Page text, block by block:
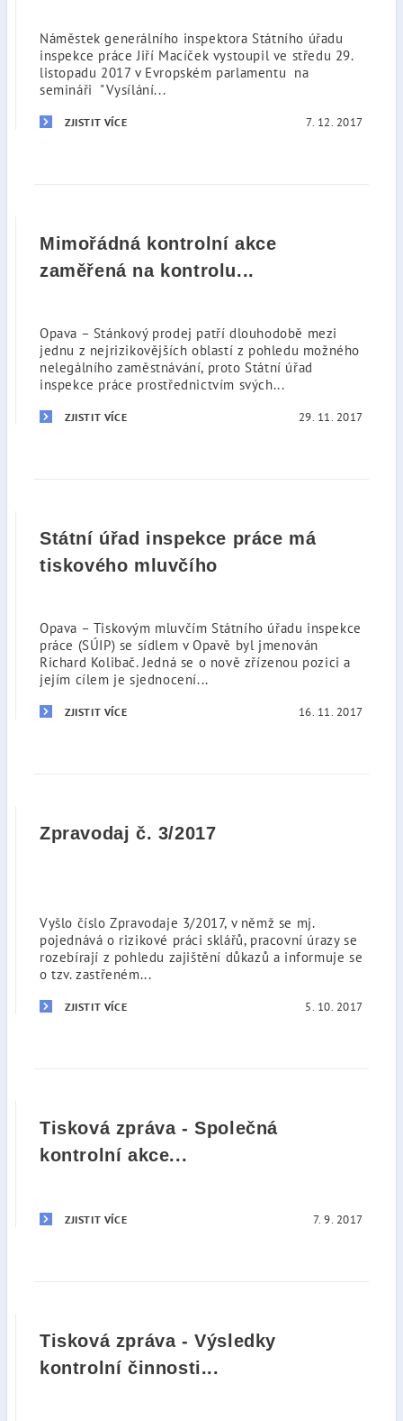
Náměstek generálního inspektora Státního úřadu
inspekce práce Jiří Macíček vystoupil ve středu 29.
listopadu 2017 v Evropském parlamentu na
semináři "Vysílání...
ZJISTIT VÍCE 7. 12. 2017
Mimořádná kontrolní akce
zaměřená na kontrolu...
Opava – Stánkový prodej patří dlouhodobě mezi
jednu z nejrizikovějších oblastí z pohledu možného
nelegálního zaměstnávání, proto Státní úřad
inspekce práce prostřednictvím svých...
ZJISTIT VÍCE 29. 11. 2017
Státní úřad inspekce práce má
tiskového mluvčího
Opava – Tiskovým mluvčím Státního úřadu inspekce
práce (SÚIP) se sídlem v Opavě byl jmenován
Richard Kolibač. Jedná se o nově zřízenou pozici a
jejím cílem je sjednocení...
ZJISTIT VÍCE 16. 11. 2017
Zpravodaj č. 3/2017
Vyšlo číslo Zpravodaje 3/2017, v němž se mj.
pojednává o rizikové práci sklářů, pracovní úrazy se
rozebírají z pohledu zajištění důkazů a informuje se
o tzv. zastřeném...
ZJISTIT VÍCE 5. 10. 2017
Tisková zpráva - Společná
kontrolní akce...
ZJISTIT VÍCE 7. 9. 2017
Tisková zpráva - Výsledky
kontrolní činnosti...